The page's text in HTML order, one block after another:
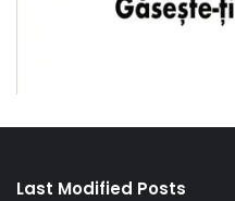
Last Modified Posts